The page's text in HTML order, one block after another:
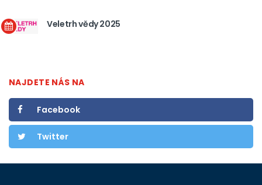
Veletrh vědy 2025
NAJDETE NÁS NA
Facebook
Twitter